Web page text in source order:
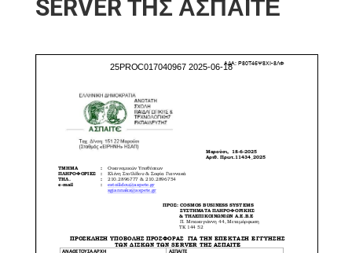
SERVER ΤΗΣ ΑΣΠΑΙΤΕ